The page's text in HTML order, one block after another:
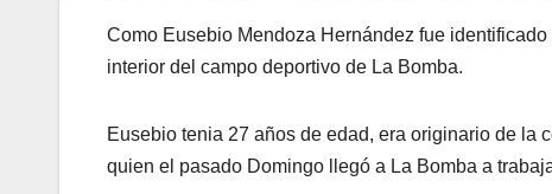
Como Eusebio Mendoza Hernández fue
interior del campo deportivo de La Bomba.
Eusebio tenia 27 años de edad, era originario de la
quien el pasado Domingo llegó a La Bomba a